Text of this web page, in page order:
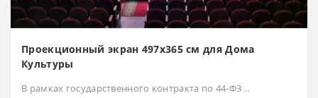
Проекционный экран 497х365 см для Дома
Культуры
В рамках государственного контракта по 44-ФЗ ..